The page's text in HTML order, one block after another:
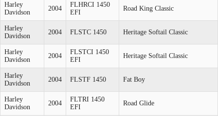
Harley
Davidson
2004
FLHRCI 1450
EFI
Road King Classic
Harley
Davidson
2004 FLSTC 1450 Heritage Softail Classic
Harley
Davidson
2004
FLSTCI 1450
EFI
Heritage Softail Classic
Harley
Davidson
2004 FLSTF 1450 Fat Boy
Harley
Davidson
2004
FLTRI 1450
EFI
Road Glide